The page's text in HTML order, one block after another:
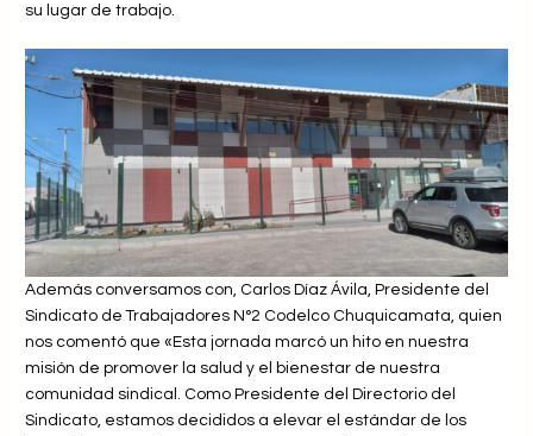
su lugar de trabajo.
Además conversamos con, Carlos Díaz Ávila, Presidente del
Sindicato de Trabajadores N°2 Codelco Chuquicamata, quien
nos comentó que «Esta jornada marcó un hito en nuestra
misión de promover la salud y el bienestar de nuestra
comunidad sindical. Como Presidente del Directorio del
Sindicato, estamos decididos a elevar el estándar de los